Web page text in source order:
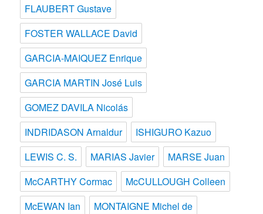
FLAUBERT Gustave
FOSTER WALLACE David
GARCIA-MAIQUEZ Enrique
GARCIA MARTIN José Luis
GOMEZ DAVILA Nicolás
INDRIDASON Arnaldur
ISHIGURO Kazuo
LEWIS C. S.
MARIAS Javier
MARSE Juan
McCARTHY Cormac
McCULLOUGH Colleen
McEWAN Ian
MONTAIGNE Michel de